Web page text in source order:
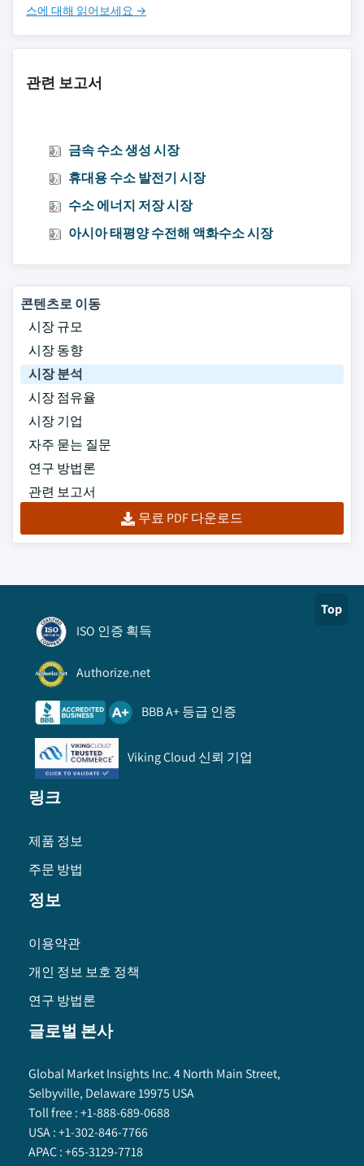
스에 대해 읽어보세요 →
관련 보고서
금속 수소 생성 시장
휴대용 수소 발전기 시장
수소 에너지 저장 시장
아시아 태평양 수전해 액화수소 시장
콘텐츠로 이동
시장 규모
시장 동향
시장 분석
시장 점유율
시장 기업
자주 묻는 질문
연구 방법론
관련 보고서
무료 PDF 다운로드
Top
ISO 인증 획득
Authorize.net
BBB A+ 등급 인증
Viking Cloud 신뢰 기업
링크
제품 정보
주문 방법
정보
이용약관
개인 정보 보호 정책
연구 방법론
글로벌 본사
Global Market Insights Inc. 4 North Main Street,
Selbyville, Delaware 19975 USA
Toll free :+1-888-689-0688
USA :+1-302-846-7766
APAC :+65-3129-7718